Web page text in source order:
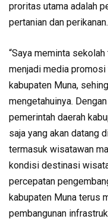
proritas utama adalah
pertanian dan perikanan.
“Saya meminta
menjadi media
kabupaten Muna,
mengetahuinya.
pemerintah daerah
saja yang akan datang
termasuk wisatawan
kondisi destinasi
percepatan
kabupaten Muna terus
pembangunan